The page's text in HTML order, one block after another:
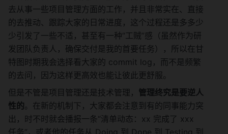
            + "  **<font
color='green'> " +
status_change_map.get(
                task.task_id)[0] + "
→ " + status_change_map.get(
                    task.task_id)[1]
+ " </font>**"),
        status_changed_tasks
    )
]
# ...
去从事一些项目管理方面的工作，并且非常实在、直接
的去推动、跟踪大家的日常进度，这个过程还是多多少
少引发了一些不适，甚至有一种“工贼”感（虽然作为研
发团队负责人，确保交付是我的首要任务），所以在甘
特图时期我会选择看大家的 commit log，而不是频繁
的去问，因为这样更高效也能让彼此更舒服。
但是不管是项目管理还是技术管理， 管理终究是要逆人
性的。在新的机制下，大家都会注意到有的同事能力突
出，时不时就会播报一条“清单动态：xx 完成了 xxx